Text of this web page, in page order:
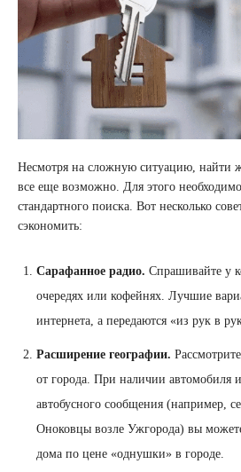
Несмотря на сложную ситуацию, найти
все еще возможно. Для этого
стандартного поиска. Вот несколько
сэкономить:
Сарафанное радио. Спрашивайте у
очередях или кофейнях. Лучшие
интернета, а передаются «из рук в
Расширение географии.
от города. При наличии автомобиля
автобусного сообщения (например,
Оноковцы возле Ужгорода) вы
дома по цене «однушки» в городе.